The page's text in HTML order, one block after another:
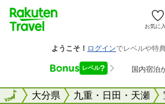
お気に
全国大分県 九重・日田・天瀬
全国